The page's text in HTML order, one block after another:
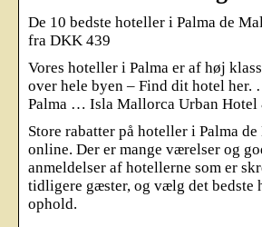
De 10 bedste hoteller i Palma de
fra DKK 439
Vores hoteller i Palma er af høj
over hele byen – Find dit hotel
Palma … Isla Mallorca Urban Hotel
Store rabatter på hoteller i Palma
online. Der er mange værelser og
anmeldelser af hotellerne som er
tidligere gæster, og vælg det
ophold.